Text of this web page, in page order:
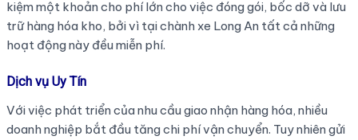
kiệm một khoản cho phí lớn cho việc đóng gói, bốc dỡ và lưu
trữ hàng hóa kho, bởi vì tại chành xe Long An tất cả những
hoạt động này đều miễn phí.
Dịch vụ Uy Tín
Với việc phát triển của nhu cầu giao nhận hàng hóa, nhiều
doanh nghiệp bắt đầu tăng chi phí vận chuyển. Tuy nhiên gửi